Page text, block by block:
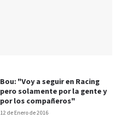
12 de Enero de 2016
Bou: "Voy a seguir en Racing
pero solamente por la gente y
por los compañeros"